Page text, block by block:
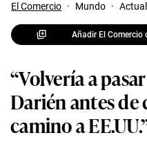
El Comercio · Mundo ·
Añadir El Comercio
“Volvería a
Darién antes
camino a